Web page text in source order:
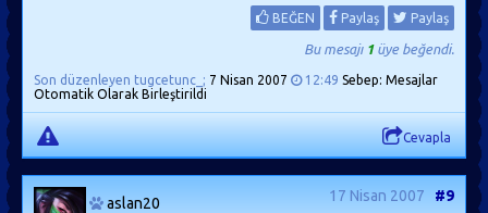
BEĞEN Paylaş Paylaş
Bu mesajı 1üye beğendi.
Son düzenleyen tugcetunc_; 7 Nisan 2007 12:49 Sebep: Mesajlar
Otomatik Olarak Birleştirildi
Cevapla
aslan20 17 Nisan 2007 #9